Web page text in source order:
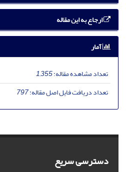
ارجاع به این مقاله
آمار
تعداد مشاهده مقاله:1,355
تعداد دریافت فایل اصل مقاله:797
دسترسی سریع